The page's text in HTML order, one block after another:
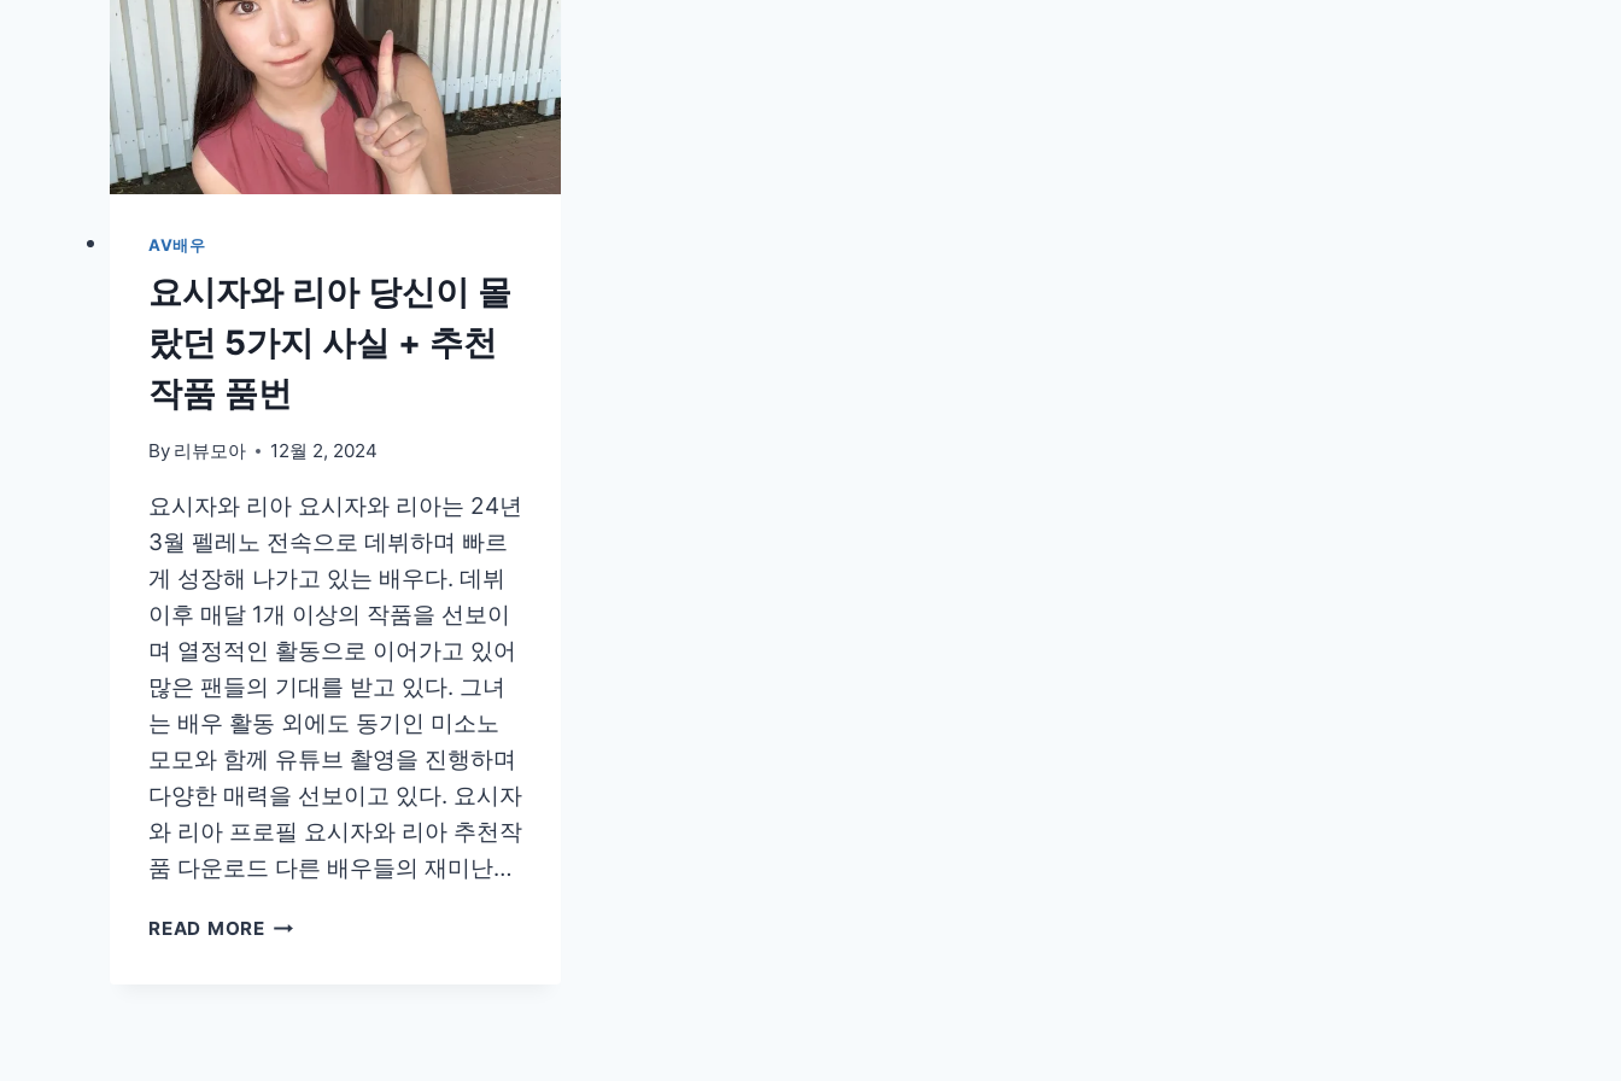
AV배우
요시자와 리아 당신이 몰
랐던 5가지 사실 + 추천
작품 품번
By 리뷰모아 12월 2, 2024
요시자와 리아 요시자와 리아는 24년
3월 펠레노 전속으로 데뷔하며 빠르
게 성장해 나가고 있는 배우다. 데뷔
이후 매달 1개 이상의 작품을 선보이
며 열정적인 활동으로 이어가고 있어
많은 팬들의 기대를 받고 있다. 그녀
는 배우 활동 외에도 동기인 미소노
모모와 함께 유튜브 촬영을 진행하며
다양한 매력을 선보이고 있다. 요시자
와 리아 프로필 요시자와 리아 추천작
품 다운로드 다른 배우들의 재미난…
READ MORE요